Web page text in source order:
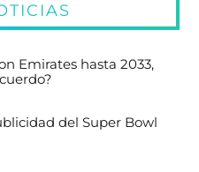
Emirates hasta 2033,
del Super Bowl